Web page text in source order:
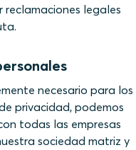
reclamaciones legales
necesario para los
privacidad, podemos
todas las empresas
sociedad matriz y